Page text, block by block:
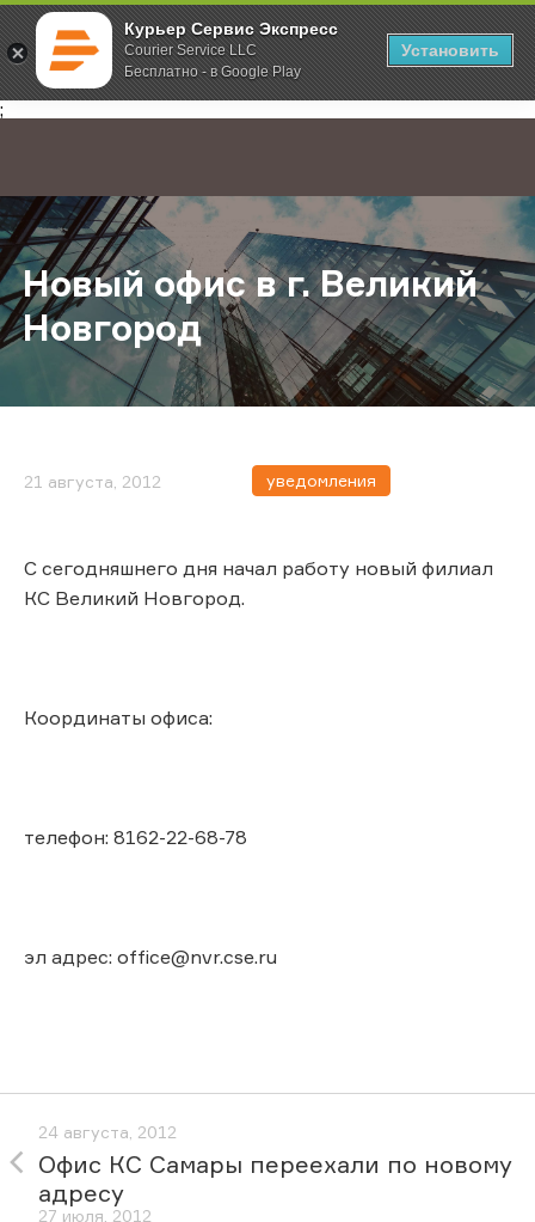
Курьер Сервис Экспресс
Courier Service LLC
Бесплатно - в Google Play
Установить
;
Главная О компании Новости Новый офис в г. Великий
Новый офис в г. Великий
Новгород
21 августа, 2012 уведомления
С сегодняшнего дня начал работу новый филиал
КС Великий Новгород.
Координаты офиса:
телефон: 8162-22-68-78
эл адрес: office@nvr.cse.ru
24 августа, 2012
Офис КС Самары переехали по новому
адресу
27 июля, 2012